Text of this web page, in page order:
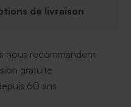
de livraison
nous recommandent
gratuite
60 ans